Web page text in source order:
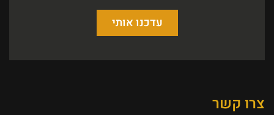
צרו קשר